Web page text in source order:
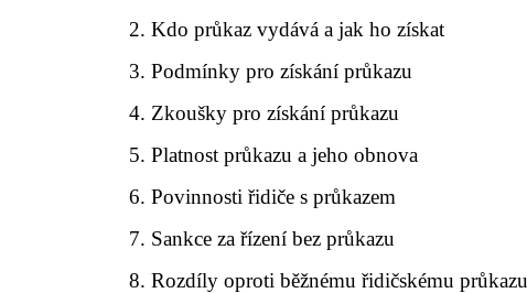
Kdo průkaz vydává a jak ho získat
Podmínky pro získání průkazu
Zkoušky pro získání průkazu
Platnost průkazu a jeho obnova
Povinnosti řidiče s průkazem
Sankce za řízení bez průkazu
Rozdíly oproti běžnému řidičskému průkazu